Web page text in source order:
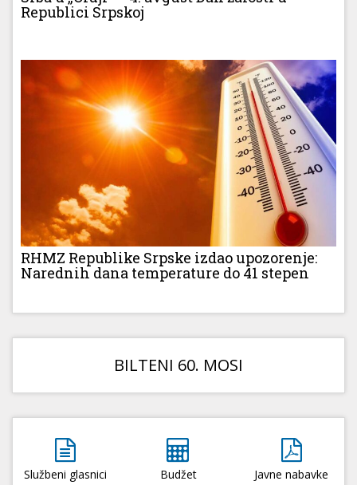
Republici Srpskoj
RHMZ Republike Srpske izdao upozorenje:
Narednih dana temperature do 41 stepen
BILTENI 60. MOSI
Službeni glasnici Budžet Javne nabavke